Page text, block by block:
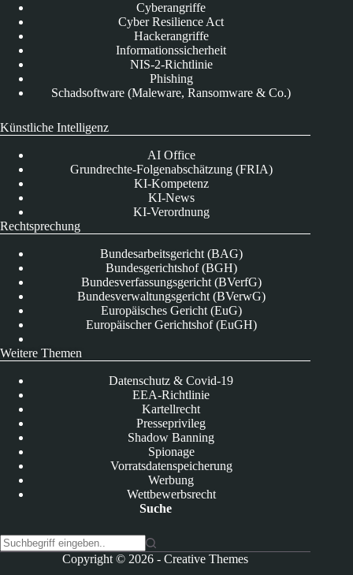
Cyberangriffe
Cyber Resilience Act
Hackerangriffe
Informationssicherheit
NIS-2-Richtlinie
Phishing
Schadsoftware (Maleware, Ransomware & Co.)
Künstliche Intelligenz
AI Office
Grundrechte-Folgenabschätzung (FRIA)
KI-Kompetenz
KI-News
KI-Verordnung
Rechtsprechung
Bundesarbeitsgericht (BAG)
Bundesgerichtshof (BGH)
Bundesverfassungsgericht (BVerfG)
Bundesverwaltungsgericht (BVerwG)
Europäisches Gericht (EuG)
Europäischer Gerichtshof (EuGH)
Weitere Themen
Datenschutz & Covid-19
EEA-Richtlinie
Kartellrecht
Presseprivileg
Shadow Banning
Spionage
Vorratsdatenspeicherung
Werbung
Wettbewerbsrecht
Suche
Copyright © 2026 -Creative Themes